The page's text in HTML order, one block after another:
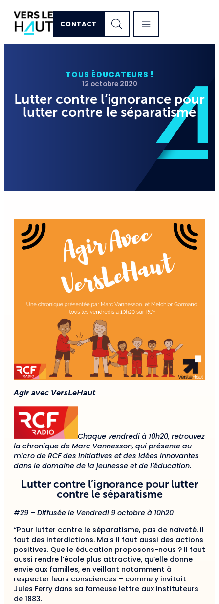
CONTACT
TOUS ÉDUCATEURS !
12 octobre 2020
Lutter contre l’ignorance pour
lutter contre le séparatisme
Agir avec VersLeHaut
Chaque vendredi à 10h20, retrouvez
la chronique de Marc Vannesson, qui présente au
micro de RCF des initiatives et des idées innovantes
dans le domaine de la jeunesse et de l’éducation.
Lutter contre l’ignorance pour lutter
contre le séparatisme
#29 – Diffusée le Vendredi 9 octobre à 10h20
“Pour lutter contre le séparatisme, pas de naïveté, il
faut des interdictions. Mais il faut aussi des actions
positives. Quelle éducation proposons-nous ? Il faut
aussi rendre l’école plus attractive, qu’elle donne
envie aux familles, en veillant notamment à
respecter leurs consciences – comme y invitait
Jules Ferry dans sa fameuse lettre aux instituteurs
de 1883.